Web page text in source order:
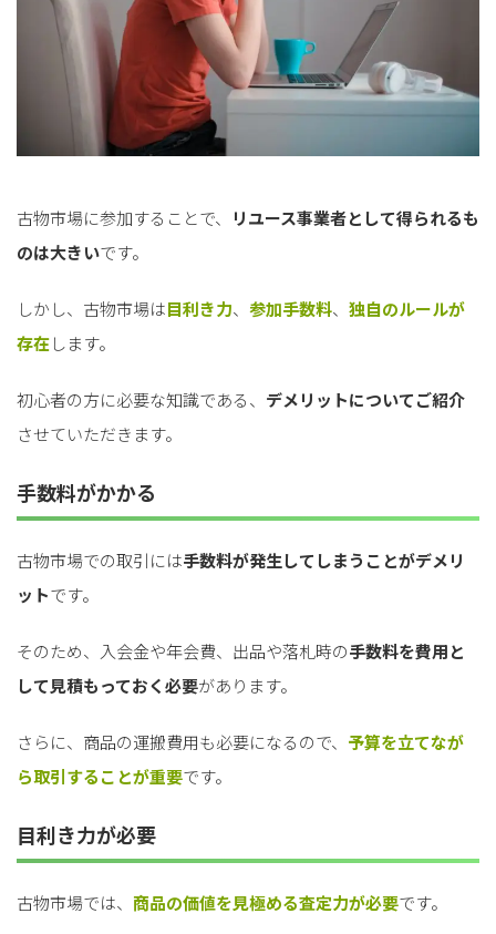
古物市場に参加することで、
リユース事業者として得られるも
のは大きいです。
しかし、古物市場は目利き力、 参加手数料、 独自のルールが
存在します。
初心者の方に必要な知識である、 デメリットについてご紹介
させていただきます。
手数料がかかる
古物市場での取引には手数料が発生してしまうことがデメリ
ットです。
そのため、入会金や年会費、出品や落札時の手数料を費用と
して見積もっておく必要があります。
さらに、商品の運搬費用も必要になるので、 予算を立てなが
ら取引することが重要です。
目利き力が必要
古物市場では、 商品の価値を見極める査定力が必要です。